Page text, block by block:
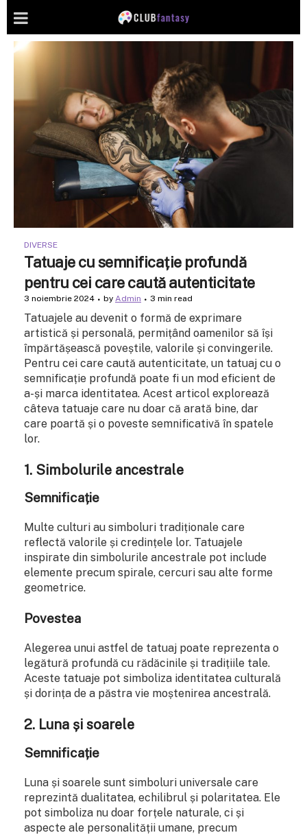
DIVERSE
Tatuaje cu semnificație profundă
pentru cei care caută autenticitate
3 noiembrie 2024 by Admin 3 min read
Tatuajele au devenit o formă de exprimare
artistică și personală, permițând oamenilor să își
împărtășească poveștile, valorile și convingerile.
Pentru cei care caută autenticitate, un tatuaj cu o
semnificație profundă poate fi un mod eficient de
a-și marca identitatea. Acest articol explorează
câteva tatuaje care nu doar că arată bine, dar
care poartă și o poveste semnificativă în spatele
lor.
1. Simbolurile ancestrale
Semnificație
Multe culturi au simboluri tradiționale care
reflectă valorile și credințele lor. Tatuajele
inspirate din simbolurile ancestrale pot include
elemente precum spirale, cercuri sau alte forme
geometrice.
Povestea
Alegerea unui astfel de tatuaj poate reprezenta o
legătură profundă cu rădăcinile și tradițiile tale.
Aceste tatuaje pot simboliza identitatea culturală
și dorința de a păstra vie moștenirea ancestrală.
2. Luna și soarele
Semnificație
Luna și soarele sunt simboluri universale care
reprezintă dualitatea, echilibrul și polaritatea. Ele
pot simboliza nu doar forțele naturale, ci și
aspecte ale personalității umane, precum